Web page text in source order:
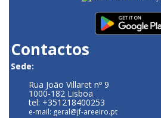
Contactos
Sede:
Rua João Villaret nº 9
1000-182 Lisboa
tel: +351218400253
e-mail: geral@jf-areeiro.pt